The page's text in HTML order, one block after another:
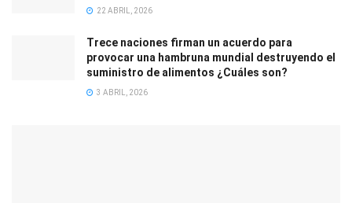
22 ABRIL, 2026
Trece naciones firman un acuerdo para
provocar una hambruna mundial destruyendo el
suministro de alimentos ¿Cuáles son?
3 ABRIL, 2026